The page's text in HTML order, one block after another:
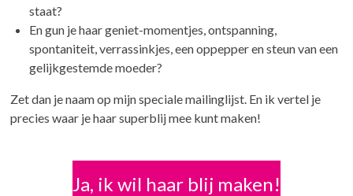
staat?
En gun je haar geniet-momentjes, ontspanning,
spontaniteit, verrassinkjes, een oppepper en steun van een
gelijkgestemde moeder?
Zet dan je naam op mijn speciale mailinglijst. En ik vertel je
precies waar je haar superblij mee kunt maken!
Ja, ik wil haar blij maken!